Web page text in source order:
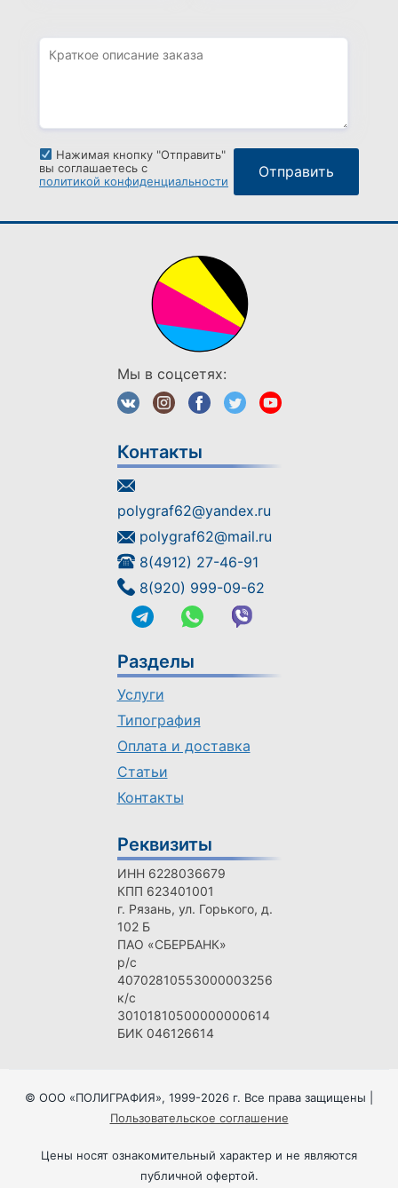
Нажимая кнопку "Отправить"
вы соглашаетесь с
политикой конфиденциальности
Мы в соцсетях:
Контакты
polygraf62@yandex.ru
polygraf62@mail.ru
8(4912) 27-46-91
8(920) 999-09-62
Разделы
Услуги
Типография
Оплата и доставка
Статьи
Контакты
Реквизиты
ИНН 6228036679
КПП 623401001
г. Рязань, ул. Горького, д.
102 Б
ПАО «СБЕРБАНК»
р/с
40702810553000003256
к/с
30101810500000000614
БИК 046126614
© ООО «ПОЛИГРАФИЯ», 1999-2026 г. Все права защищены |
Пользовательское соглашение
Цены носят ознакомительный характер и не являются
публичной офертой.